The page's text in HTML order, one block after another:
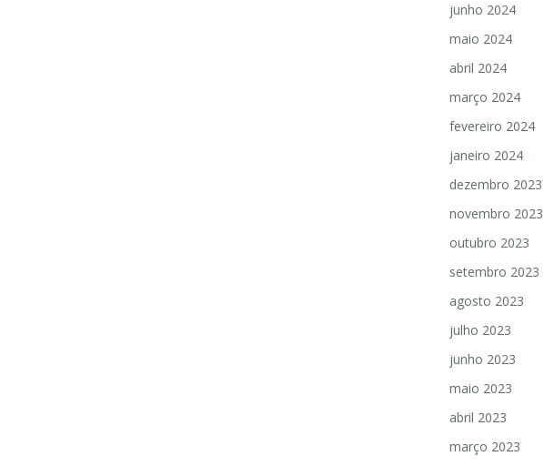
junho 2024
maio 2024
abril 2024
março 2024
fevereiro 2024
janeiro 2024
dezembro 2023
novembro 2023
outubro 2023
setembro 2023
agosto 2023
julho 2023
junho 2023
maio 2023
abril 2023
março 2023